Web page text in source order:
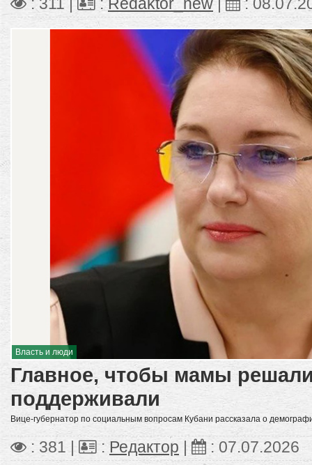
: 311 | : Redaktor_new :
Власть и люди
Главное, чтобы мамы
поддерживали
Вице-губернатор по социальным вопросам Кубани рассказала о
: 381 | : Редактор | : 07.07.2026